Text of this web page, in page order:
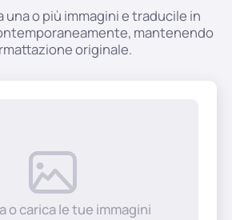
sfondo
una o più immagini e traducile in
mantenendo
originale.
o carica le tue immagini